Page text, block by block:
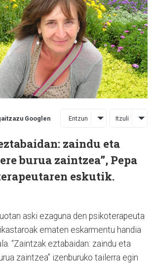
Googlen Entzun Itzuli
zaindu eta
burua zaintzea”, Pepa
eskutik.
aski ezaguna den psikoterapeuta
ematen eskarmentu handia
“Zaintzak eztabaidan: zaindu eta
zaintzea” izenburuko tailerra egin